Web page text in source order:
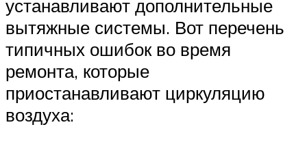
устанавливают дополнительные
вытяжные системы. Вот перечень
типичных ошибок во время
ремонта, которые
приостанавливают циркуляцию
воздуха: